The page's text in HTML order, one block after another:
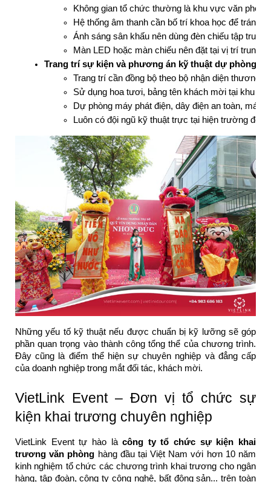
Không gian tổ chức thường là khu vực văn
Hệ thống âm thanh cần bố trí khoa học để tránh
Ánh sáng sân khấu nên dùng đèn chiếu tập
Màn LED hoặc màn chiếu nên đặt tại vị trí trung
Trang trí sự kiện và phương án kỹ thuật dự phòng
Trang trí cần đồng bộ theo bộ nhận diện thương
Sử dụng hoa tươi, bảng tên khách mời tại khu
Dự phòng máy phát điện, dây điện an toàn, mái
Luôn có đội ngũ kỹ thuật trực tại hiện trường để
Những yếu tố kỹ thuật nếu được chuẩn bị kỹ lưỡng sẽ góp
phần quan trọng vào thành công tổng thể của chương trình.
Đây cũng là điểm thể hiện sự chuyên nghiệp và đẳng cấp
của doanh nghiệp trong mắt đối tác, khách mời.
VietLink Event – Đơn vị tổ chức sự
kiện khai trương chuyên nghiệp
VietLink Event tự hào làcông ty tổ chức sự kiện khai
trương văn phòng hàng đầu tại Việt Nam với hơn 10 năm
kinh nghiệm tổ chức các chương trình khai trương cho ngân
hàng, tập đoàn, công ty công nghệ, bất động sản... trên toàn